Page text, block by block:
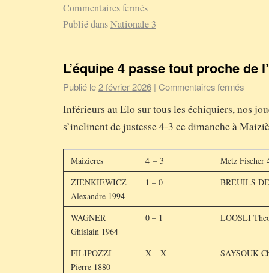
Commentaires fermés
Publié dansNationale 3
L’équipe 4 passe tout proche de
Publié le2 février 2026 | Commentaires fermés
Inférieurs au Elo sur tous les échiquiers, nos
s’inclinent de justesse 4-3 ce dimanche à
Maizieres 4 – 3
Metz Fischer
ZIENKIEWICZ
Alexandre 1994
1 – 0 BREUILS
WAGNER
Ghislain 1964
0 – 1 LOOSLI
FILIPOZZI
Pierre 1880
X – X SAYSOUK